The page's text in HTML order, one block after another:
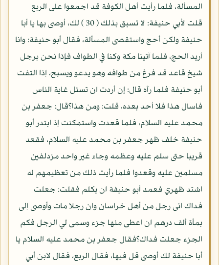
المسألة، فلما رأيت أهل الكوفة قد اجمعوا على الربع
قلت لأبي حنيفة: لا تسبق بذلك ( 30 ) لك، أوصى بها يا أبا
حنيفة ولكن أحج واستقصى المسألة، فقال أبو حنيفة: وانا
أريد الحج، فلما آتينا مكة وكنا في الطواف فإذا نحن برجل
شيخ قاعد قد فرغ من طوافه وهو يدعو ويسبح، إذا التفت
أبو حنيفة فلما رآه قال: إن أردت ان تسئل غاية الناس
فاسال هذا فلا أحد بعده، قلت: ومن هذا؟قال: جعفر بن
محمد عليه السلام، فلما قعدت واستمكنت إذ ابتدر أبو
حنيفة خلف ظهر جعفر بن محمد عليه السلام، فقعد
قريبا حتى سلم عليه وعظمه وجاء غير واحد مزدلفين
مسلمين عليه وقعدوا فلما رأيت ذلك من تعظيمهم له
اشتد ظهري فعمد أبو حنيفة ان يكلم فقلت: جعلت
فداك انى رجل من أهل خراسان وان رجلا مات وأوصى إلى
بمأة ألف درهم ان اعطى منها جزء وسمى لي الرجل فكم
الجزء جعلت فداك؟فقال جعفر بن محمد عليه السلام يا
أبا حنيفة لك أوصى قل فيها، فقال الربع، فقال لابن أبي